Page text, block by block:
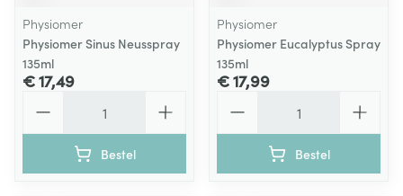
Physiomer
Physiomer Sinus Neusspray
135ml
€ 17,49
Bestel
Physiomer
Physiomer Eucalyptus Spray
135ml
€ 17,99
Bestel